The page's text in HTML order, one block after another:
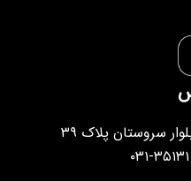
سروستان پلاک ۳۹